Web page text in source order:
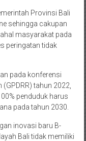
Provinsi Bali
sehingga cakupan
masyarakat pada
peringatan tidak
pada konferensi
tahun 2022,
penduduk harus
pada tahun 2030.
inovasi baru B-
Bali tidak memiliki